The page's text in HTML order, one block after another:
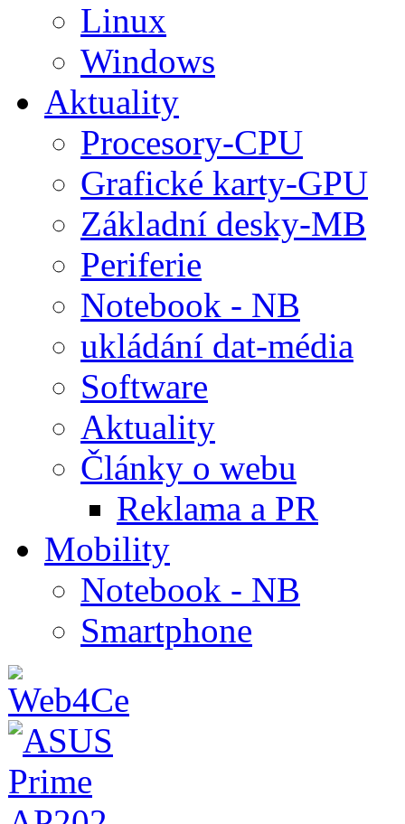
Linux
Windows
Aktuality
Procesory-CPU
Grafické karty-GPU
Základní desky-MB
Periferie
Notebook - NB
ukládání dat-média
Software
Aktuality
Články o webu
Reklama a PR
Mobility
Notebook - NB
Smartphone